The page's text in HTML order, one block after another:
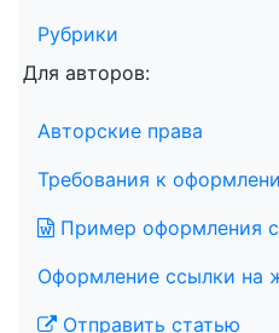
Рубрики
Для авторов:
Авторские права
Требования к
Пример оформления
Оформление ссылки на
Отправить статью